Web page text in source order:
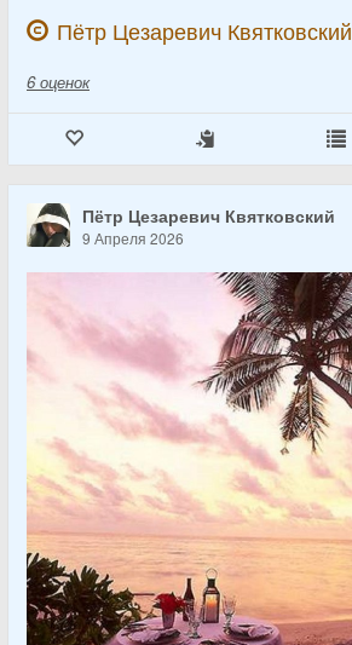
Пётр Цезаревич Квятковский
6 оценок
Пётр Цезаревич Квятковский
9 Апреля 2026